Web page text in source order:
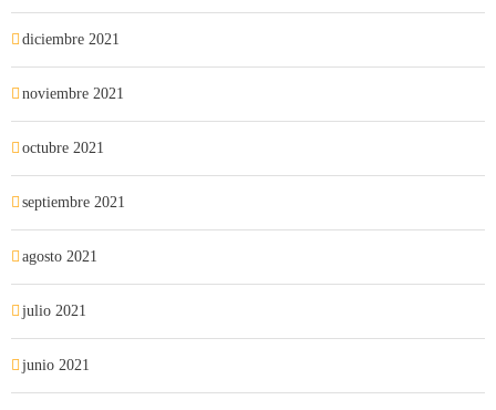
diciembre 2021
noviembre 2021
octubre 2021
septiembre 2021
agosto 2021
julio 2021
junio 2021